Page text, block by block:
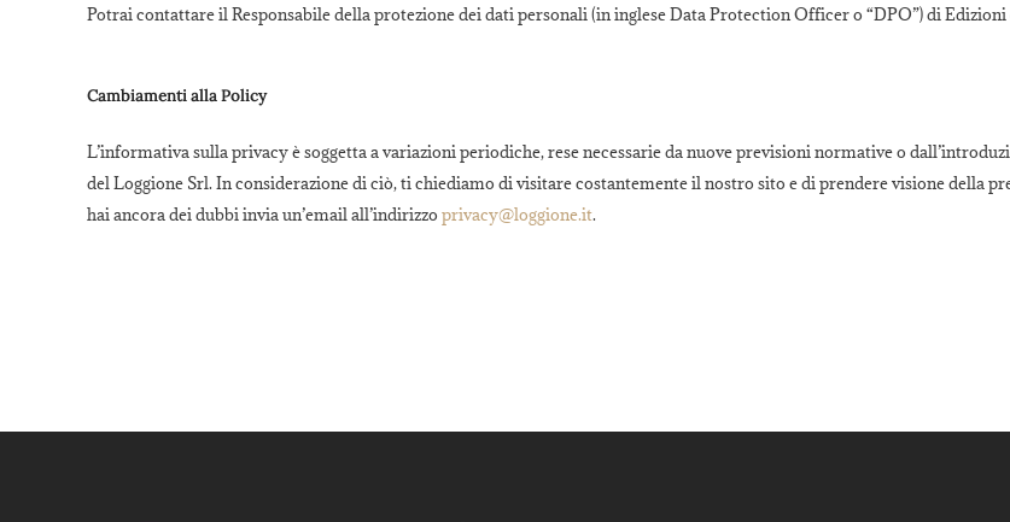
Potrai contattare il Responsabile della protezione dei dati personali (in inglese Data Protection Officer o “DPO”) di
Cambiamenti alla Policy
L’informativa sulla privacy è soggetta a variazioni periodiche, rese necessarie da nuove previsioni normative o
del Loggione Srl. In considerazione di ciò, ti chiediamo di visitare costantemente il nostro sito e di prendere visione della
hai ancora dei dubbi invia un’email all’indirizzo privacy@loggione.it.